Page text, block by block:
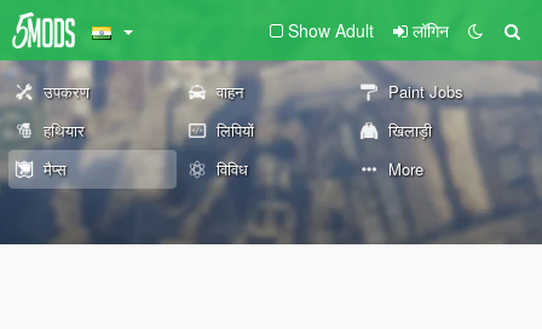
Show Adult लॉगिन
उपकरण वाहन
Paint Jobs
हथियार
लिपियों
खिलाड़ी
मैप्स
विविध More